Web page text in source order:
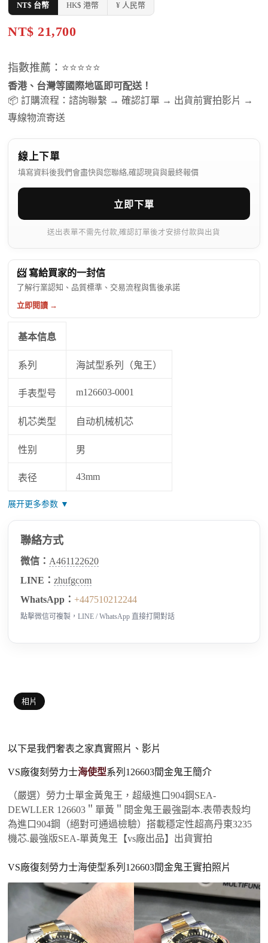
NT$ 台幣 HK$ 港幣 ¥ 人民幣
NT$ 21,700
指數推薦：⭐⭐⭐⭐⭐
香港、台灣等國際地區即可配送！
📦 訂購流程：諮詢聯繫 → 確認訂單 → 出貨前實拍影片 →
專線物流寄送
線上下單
填寫資料後我們會盡快與您聯絡,確認現貨與最終報價
立即下單
送出表單不需先付款,確認訂單後才安排付款與出貨
📨 寫給買家的一封信
了解行業認知、品質標準、交易流程與售後承諾
立即閱讀 →
基本信息
系列 海試型系列（鬼王）
手表型号 m126603-0001
机芯类型 自动机械机芯
性别 男
表径 43mm
展开更多参数 ▼
聯絡方式
微信： A461122620
LINE：zhufgcom
WhatsApp：+447510212244
點擊微信可複製，LINE / WhatsApp 直接打開對話
相片
以下是我們奢表之家真實照片、影片
VS廠復刻勞力士海使型系列126603間金鬼王簡介
（嚴選）勞力士單金黃鬼王，超級進口904鋼SEA-
DEWLLER 126603＂單黃＂間金鬼王最強副本.表帶表殼均
為進口904鋼（絕對可通過檢驗）搭載穩定性超高丹東3235
機芯.最強版SEA-單黃鬼王【vs廠出品】出貨實拍
VS廠復刻勞力士海使型系列126603間金鬼王實拍照片